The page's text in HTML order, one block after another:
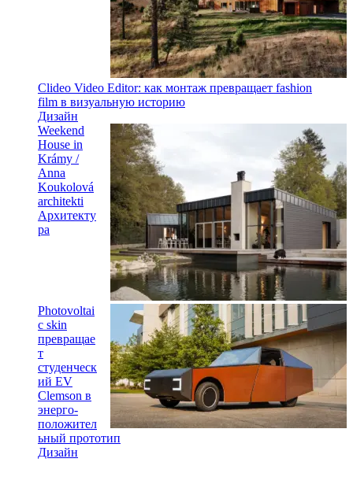
Clideo Video Editor: как монтаж превращает fashion
film в визуальную историю
Дизайн
Weekend
House in
Krámy /
Anna
Koukolová
architekti
Архитекту
ра
Photovoltai
c skin
превращае
т
студенческ
ий EV
Clemson в
энерго-
положител
ьный прототип
Дизайн